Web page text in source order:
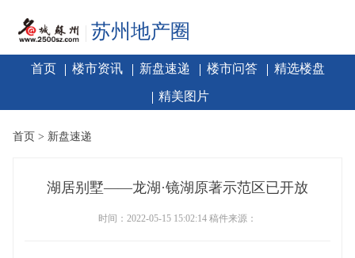
苏州地产圈
首页 楼市资讯 新盘速递 楼市问答 精选楼盘
精美图片
首页 > 新盘速递
湖居别墅——龙湖·镜湖原著示范区已开放
时间：2022-05-15 15:02:14 稿件来源：